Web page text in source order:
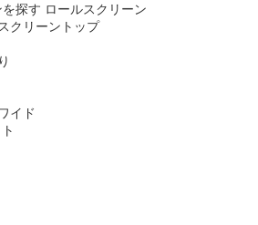
ロールスクリーン
クリーントップ
イド